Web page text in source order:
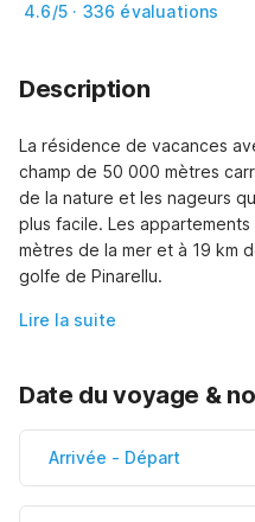
4.6/5 · 336 évaluations
Description
La résidence de vacances
champ de 50 000 mètres
de la nature et les nageurs
plus facile. Les
mètres de la mer et à 19 km
golfe de Pinarellu.
Lire la suite
Date du voyage &
Arrivée - Départ